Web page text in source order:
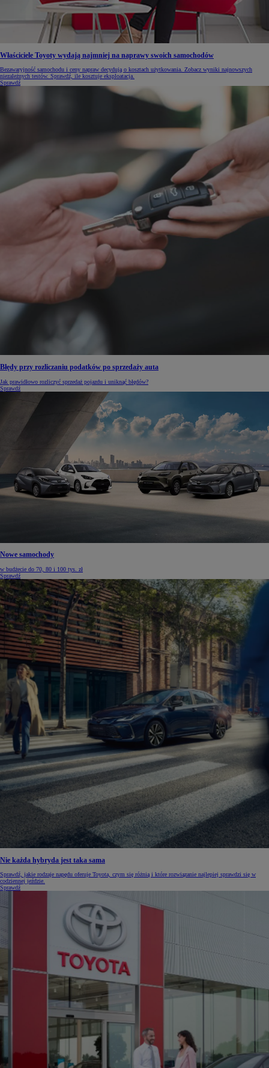
Właściciele Toyoty wydają najmniej na naprawy swoich samochodów
Bezawaryjność samochodu i ceny napraw decydują o kosztach użytkowania. Zobacz wyniki najnowszych
niezależnych testów. Sprawdź, ile kosztuje eksploatacja.
Sprawdź
Błędy przy rozliczaniu podatków po sprzedaży auta
Jak prawidłowo rozliczyć sprzedaż pojazdu i uniknąć błędów?
Sprawdź
Nowe samochody
w budżecie do 70, 80 i 100 tys. zł
Sprawdź
Nie każda hybryda jest taka sama
Sprawdź, jakie rodzaje napędu oferuje Toyota, czym się różnią i które rozwiązanie najlepiej sprawdzi się w
codziennej jeździe.
Sprawdź